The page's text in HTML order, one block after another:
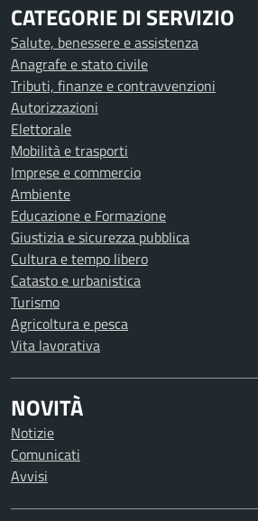
CATEGORIE DI SERVIZIO
Salute, benessere e assistenza
Anagrafe e stato civile
Tributi, finanze e contravvenzioni
Autorizzazioni
Elettorale
Mobilità e trasporti
Imprese e commercio
Ambiente
Educazione e Formazione
Giustizia e sicurezza pubblica
Cultura e tempo libero
Catasto e urbanistica
Turismo
Agricoltura e pesca
Vita lavorativa
NOVITÀ
Notizie
Comunicati
Avvisi